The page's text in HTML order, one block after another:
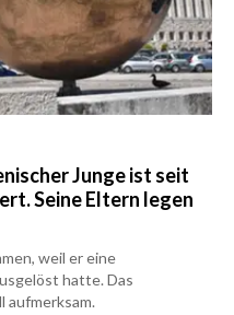
Junge ist seit
Seine Eltern legen
weil er eine
hatte. Das
aufmerksam.